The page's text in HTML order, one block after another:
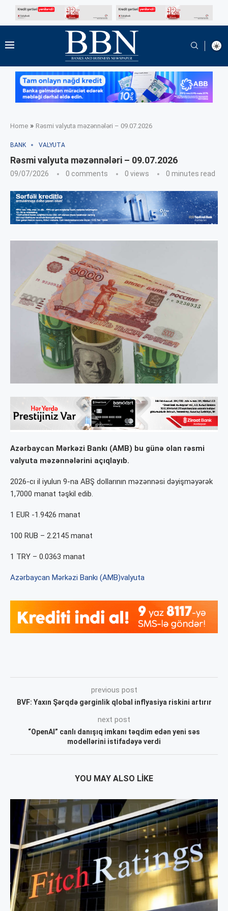
Home » Rəsmi valyuta məzənnələri – 09.07.2026
BANK VALYUTA
Rəsmi valyuta məzənnələri – 09.07.2026
09/07/2026 0 comments 0 views 0 minutes read
Azərbaycan Mərkəzi Bankı (AMB) bu günə olan rəsmi
valyuta məzənnələrini açıqlayıb.
2026-cı il iyulun 9-na ABŞ dollarının məzənnəsi dəyişməyərək
1,7000 manat təşkil edib.
1 EUR -1.9426 manat
​100 RUB – 2.2145 manat
1 TRY – 0.0363 manat
Azərbaycan Mərkəzi Bankı (AMB)valyuta
previous post
BVF: Yaxın Şərqdə gərginlik qlobal inflyasiya riskini artırır
next post
“OpenAI” canlı danışıq imkanı təqdim edən yeni səs
modellərini istifadəyə verdi
YOU MAY ALSO LIKE